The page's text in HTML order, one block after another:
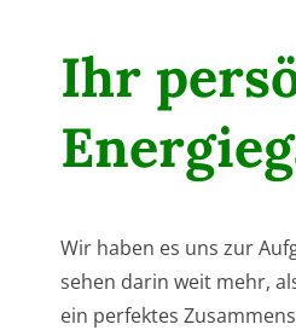
Ihr
Wir haben es uns zur
sehen darin weit mehr,
ein perfektes